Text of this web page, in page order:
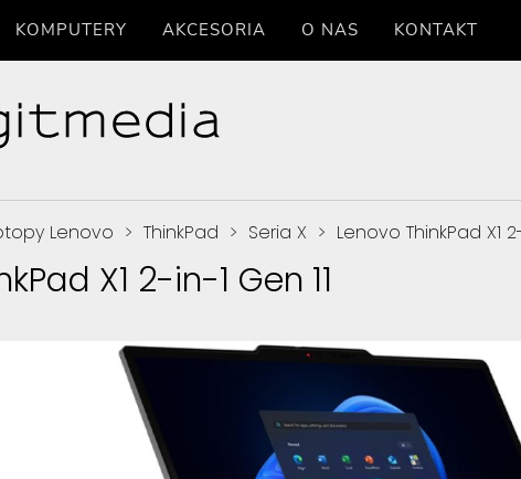
KOMPUTERY AKCESORIA O NAS KONTAKT
Lenovo > ThinkPad > Seria X > Lenovo ThinkPad X1
X1 2-in-1 Gen 11